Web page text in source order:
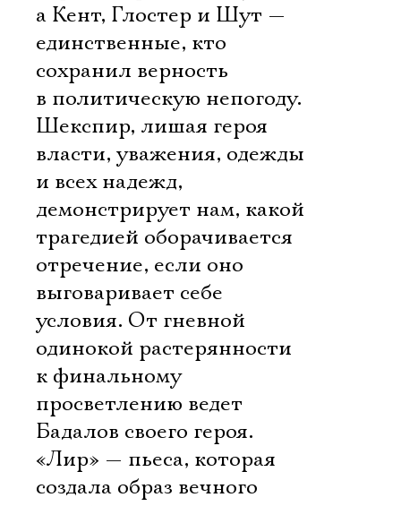
а Кент, Глостер и Шут —
единственные, кто
сохранил верность
в политическую непогоду.
Шекспир, лишая героя
власти, уважения, одежды
и всех надежд,
демонстрирует нам, какой
трагедией оборачивается
отречение, если оно
выговаривает себе
условия. От гневной
одинокой растерянности
к финальному
просветлению ведет
Бадалов своего героя.
«Лир» — пьеса, которая
создала образ вечного